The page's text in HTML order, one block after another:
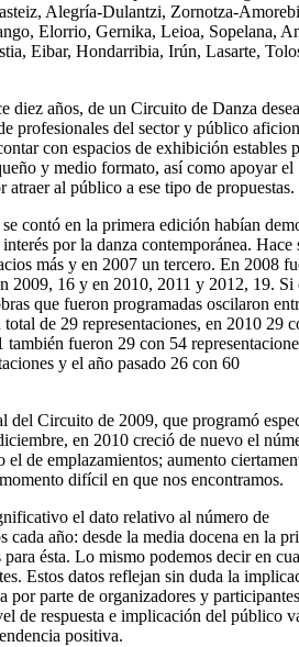
Alegría-Dulantzi, Zornotza-
Elorrio, Gernika, Leioa, Sopelana,
Eibar, Hondarribia, Irún, Lasarte,
diez años, de un Circuito de Danza
profesionales del sector y público
con espacios de exhibición estables
y medio formato, así como apoyar el
atraer al público a ese tipo de propuestas.
contó en la primera edición habían
por la danza contemporánea. Hace
más y en 2007 un tercero. En 2008
2009, 16 y en 2010, 2011 y 2012, 19. Si
que fueron programadas oscilaron
de 29 representaciones, en 2010 29
también fueron 29 con 54
y el año pasado 26 con 60
del Circuito de 2009, que programó
en 2010 creció de nuevo el
el de emplazamientos; aumento
difícil en que nos encontramos.
el dato relativo al número de
cada año: desde la media docena en la
ésta. Lo mismo podemos decir en
Estos datos reflejan sin duda la
por parte de organizadores y
de respuesta e implicación del público
positiva.